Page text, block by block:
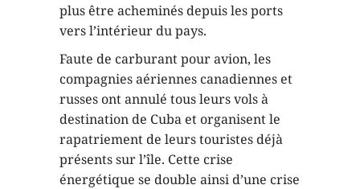
plus être acheminés depuis les ports
vers l’intérieur du pays.
Faute de carburant pour avion, les
compagnies aériennes canadiennes et
russes ont annulé tous leurs vols à
destination de Cuba et organisent le
rapatriement de leurs touristes déjà
présents sur l’île. Cette crise
énergétique se double ainsi d’une crise